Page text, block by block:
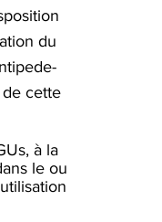
du
de cette
à la
le ou